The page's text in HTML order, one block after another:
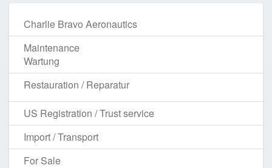
Charlie Bravo Aeronautics
Maintenance
Wartung
Restauration / Reparatur
US Registration / Trust service
Import / Transport
For Sale